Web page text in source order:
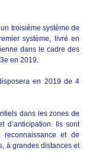
troisième système de
système, livré en
dans le cadre des
en 2019.
en 2019 de 4
dans les zones de
d’anticipation. Ils sont
et de
à grandes distances et